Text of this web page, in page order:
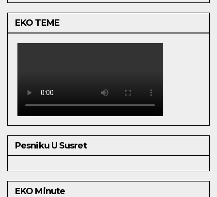
EKO TEME
Pesniku U Susret
EKO Minute